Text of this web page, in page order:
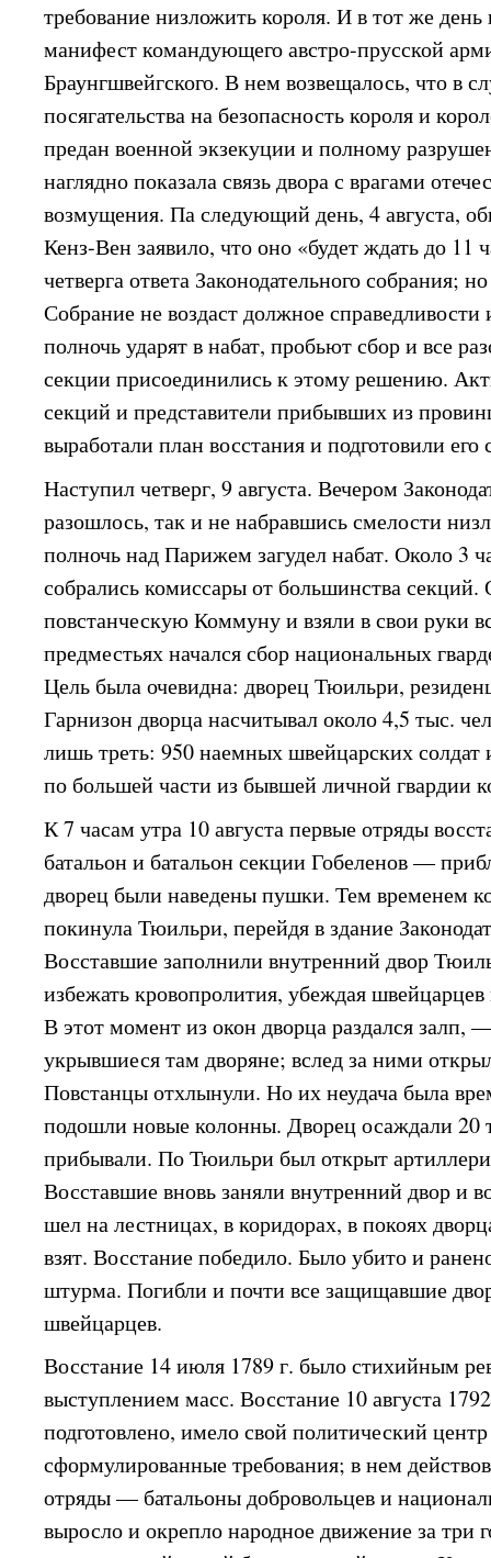
требование низложить короля. И в тот же день
манифест командующего австро-прусской
Браунгшвейгского. В нем возвещалось, что в
посягательства на безопасность короля и
предан военной экзекуции и полному
наглядно показала связь двора с врагами
возмущения. Па следующий день, 4 августа,
Кенз-Вен заявило, что оно «будет ждать до 11
четверга ответа Законодательного собрания;
Собрание не воздаст должное справедливости
полночь ударят в набат, пробьют сбор и все
секции присоединились к этому решению.
секций и представители прибывших из
выработали план восстания и подготовили
Наступил четверг, 9 августа. Вечером
разошлось, так и не набравшись смелости
полночь над Парижем загудел набат. Около 3
собрались комиссары от большинства секций.
повстанческую Коммуну и взяли в свои руки
предместьях начался сбор национальных
Цель была очевидна: дворец Тюильри,
Гарнизон дворца насчитывал около 4,5 тыс.
лишь треть: 950 наемных швейцарских солдат
по большей части из бывшей личной гвардии
К 7 часам утра 10 августа первые отряды
батальон и батальон секции Гобеленов —
дворец были наведены пушки. Тем временем
покинула Тюильри, перейдя в здание
Восставшие заполнили внутренний двор
избежать кровопролития, убеждая швейцарцев
В этот момент из окон дворца раздался залп,
укрывшиеся там дворяне; вслед за ними
Повстанцы отхлынули. Но их неудача была
подошли новые колонны. Дворец осаждали 20
прибывали. По Тюильри был открыт
Восставшие вновь заняли внутренний двор и
шел на лестницах, в коридорах, в покоях
взят. Восстание победило. Было убито и
штурма. Погибли и почти все защищавшие
швейцарцев.
Восстание 14 июля 1789 г. было стихийным
выступлением масс. Восстание 10 августа
подготовлено, имело свой политический
сформулированные требования; в нем
отряды — батальоны добровольцев и
выросло и окрепло народное движение за три